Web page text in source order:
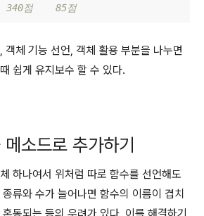
점    85점
객체 기능 선언, 객체 활용 부분을 나누면
쉽게 유지보수 할 수 있다.
소드로 추가하기
하나여서 위처럼 따로 함수를 선언해도
류와 수가 늘어나면 함수의 이름이 겹치